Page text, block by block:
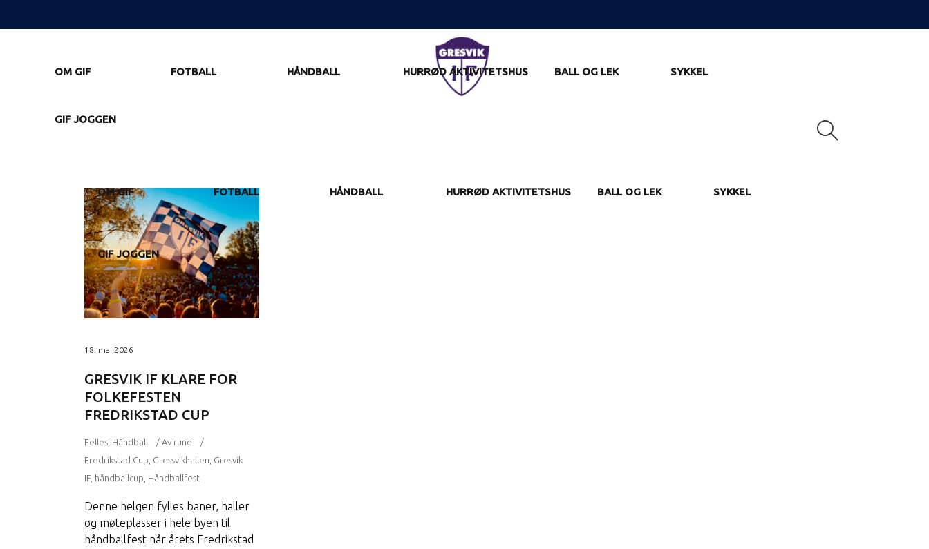
OM GIF FOTBALL HÅNDBALL HURRØD AKTIVITETSHUS BALL OG LEK SYKKEL
GIF JOGGEN
OM GIF FOTBALL HÅNDBALL HURRØD AKTIVITETSHUS BALL OG LEK SYKKEL
GIF JOGGEN
18. mai 2026
GRESVIK IF KLARE FOR
FOLKEFESTEN
FREDRIKSTAD CUP
Felles Håndball Av rune
Fredrikstad Cup Gressvikhallen Gresvik
IF, håndballcup Håndballfest
Denne helgen fylles baner, haller
og møteplasser i hele byen til
håndballfest når årets Fredrikstad